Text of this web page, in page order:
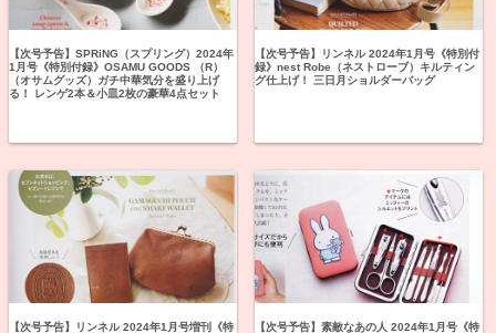
【次号予告】SPRiNG（スプリング）2024年
1月号《特別付録》OSAMU GOODS （R）
（オサムグッズ）ガチ中華気分を盛り上げ
る！ レンゲ2本＆小皿2枚の豪華4点セット
【次号予告】リンネル 2024年1月号《特別付
録》nest Robe（ネストローブ）キルティン
グ仕上げ！ 三日月ショルダーバッグ
【次号予告】リンネル 2024年1月号増刊《特
【次号予告】素敵なあの人 2024年1月号《特